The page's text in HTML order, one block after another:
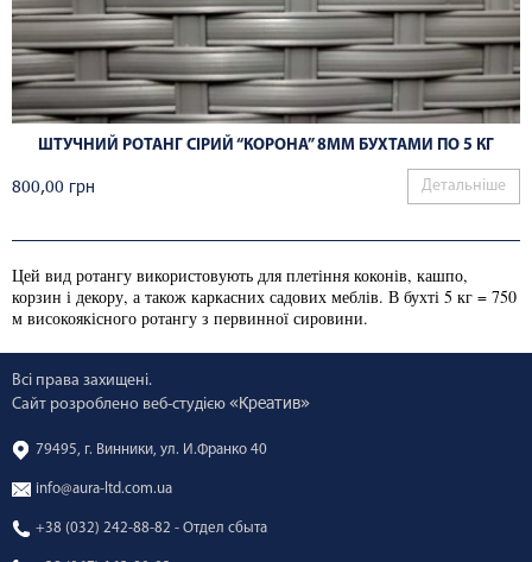
ШТУЧНИЙ РОТАНГ СІРИЙ “КОРОНА” 8ММ БУХТАМИ ПО 5 КГ
800,00 грн Детальніше
Цей вид ротангу використовують для плетіння коконів, кашпо,
корзин і декору, а також каркасних садових меблів. В бухті 5 кг = 750
м високоякісного ротангу з первинної сировини.
Всі права захищені.
Сайт розроблено веб-студією «Креатив»
79495, г. Винники, ул. И.Франко 40
info@aura-ltd.com.ua
+38 (032) 242-88-82 - Отдел сбыта